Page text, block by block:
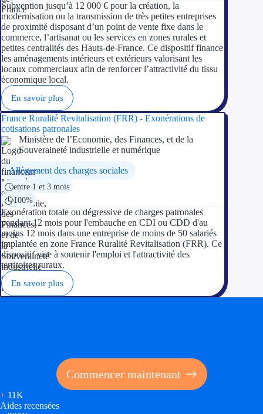
Subvention jusqu’à 12 000 € pour la création, la
modernisation ou la transmission de très petites entreprises
de proximité disposant d’un point de vente fixe dans le
commerce, l’artisanat ou les services en zones rurales et
petites centralités des Hauts-de-France. Ce dispositif finance
les aménagements intérieurs et extérieurs valorisant les
locaux commerciaux afin de renforcer l’attractivité du tissu
économique local.
En savoir plus
France Ruralité Revitalisation (FRR) - Exonérations de
cotisations patronales
Ministère de l’Economie, des Finances, et de la
Souveraineté industrielle et numérique
Allègement des charges sociales
entre 1 et 3 mois
100%
Exonération totale ou dégressive de charges patronales
pendant 12 mois pour l'embauche en CDI ou CDD d'au
moins 12 mois dans une entreprise de moins de 50 salariés
implantée en zone France Ruralité Revitalisation (FRR). Ce
dispositif vise à soutenir l'emploi et l'attractivité des
territoires ruraux.
En savoir plus
Commencer maintenant
+ 11K
Aides recensées